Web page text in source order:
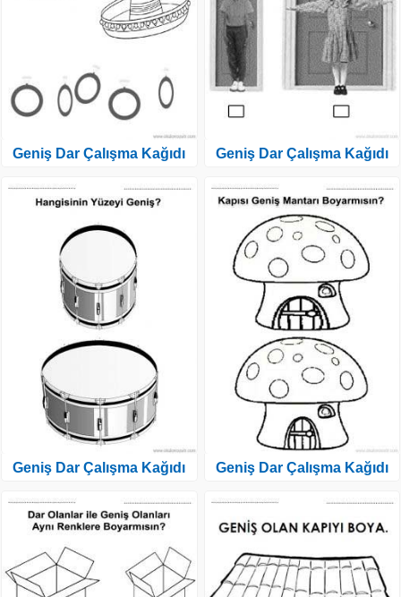
Geniş Dar Çalışma Kağıdı
Geniş Dar Çalışma Kağıdı
Geniş Dar Çalışma Kağıdı
Geniş Dar Çalışma Kağıdı